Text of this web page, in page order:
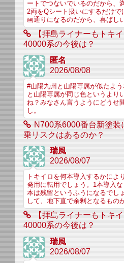
ートでつないでいるのだから、
2両をQシート扱いにするだけ
画通りになるのだから、喜ばし
【拝島ライナーもトキ
40000系の今後は？
匿名
2026/08/08
#山陽九州と山陽専属が似たよ
と山陽専属が同じ色というより
ね？みなさん言うようにどうせ
し。
N700系6000番台新塗
乗リスクはあるのか？
瑞風
2026/08/07
トキイロを何本導入するかに
発用に転用でしょう。1本導入
本は残留というふうになるでし
して、地下直で余剰となるもの
【拝島ライナーもトキ
40000系の今後は？
瑞風
2026/08/07